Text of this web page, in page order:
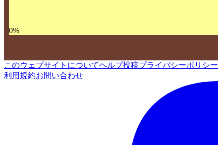
0%
このウェブサイトについてヘルプ投稿プライバシーポリシー
利用規約お問い合わせ